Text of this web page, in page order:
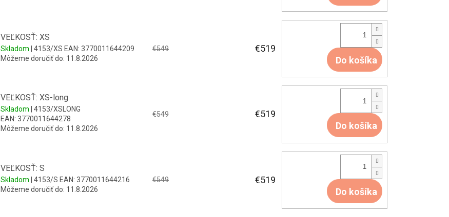
VEĽKOSŤ: XS
Skladom | 4153/XS EAN: 3770011644209
Môžeme doručiť do: 11.8.2026
€549
€519
Do košíka
VEĽKOSŤ: XS-long
Skladom
| 4153/XSLONG
EAN: 3770011644278
Môžeme doručiť do: 11.8.2026
€549
€519
Do košíka
VEĽKOSŤ: S
Skladom | 4153/S EAN: 3770011644216
Môžeme doručiť do: 11.8.2026
€549
€519
Do košíka